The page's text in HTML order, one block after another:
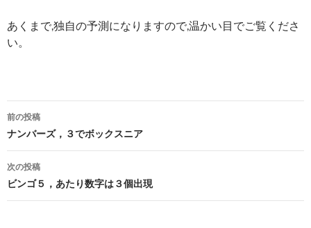
あくまで,独自の予測になりますので,温かい目でご覧くださ
い。
投
稿
ナ
ビ
ゲ
前の投稿
ナンバーズ，３でボックスニア
次の投稿
ビンゴ５，あたり数字は３個出現